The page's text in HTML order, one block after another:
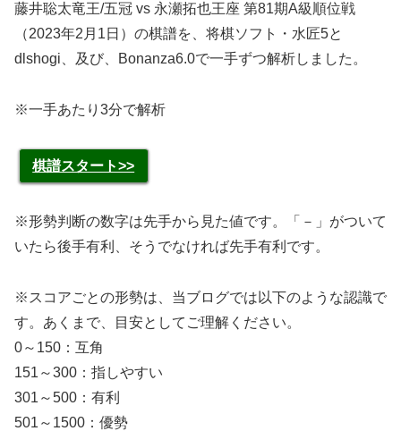
藤井聡太竜王/五冠 vs 永瀬拓也王座 第81期A級順位戦
（2023年2月1日）の棋譜を、将棋ソフト・水匠5と
dlshogi、及び、Bonanza6.0で一手ずつ解析しました。
※一手あたり3分で解析
棋譜スタート>>
※形勢判断の数字は先手から見た値です。「－」がついて
いたら後手有利、そうでなければ先手有利です。
※スコアごとの形勢は、当ブログでは以下のような認識で
す。あくまで、目安としてご理解ください。
0～150：互角
151～300：指しやすい
301～500：有利
501～1500：優勢